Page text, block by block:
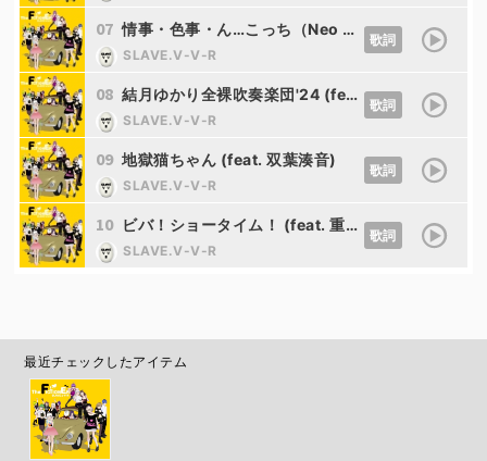
07 情事・色事・ん…こっち（Neo adult style） (feat. GUMI)
SLAVE.V-V-R
歌詞
08 結月ゆかり全裸吹奏楽団'24 (feat. 結月ゆかり)
SLAVE.V-V-R
歌詞
09 地獄猫ちゃん (feat. 双葉湊音)
SLAVE.V-V-R
歌詞
10 ビバ！ショータイム！ (feat. 重音テト&音街ウナ&弦巻マキ)
SLAVE.V-V-R
歌詞
最近チェックしたアイテム